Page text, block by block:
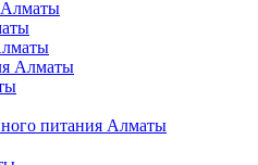
Алматы
питания Алматы